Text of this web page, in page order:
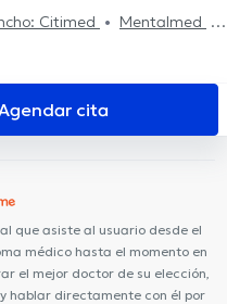
Citimed
Mentalmed
Av. Amazonas
Orthodentis
Rogteam
cita
que asiste al usuario desde el
médico hasta el momento en
el mejor doctor de su elección,
hablar directamente con él por